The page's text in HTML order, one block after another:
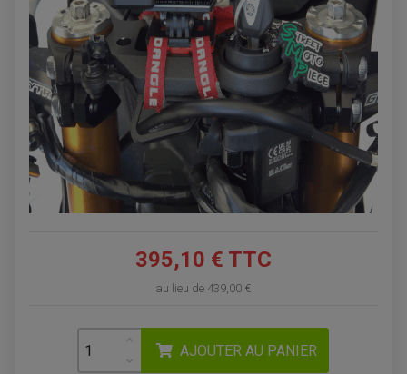
395,10 € TTC
au lieu de 439,00 €
AJOUTER AU PANIER